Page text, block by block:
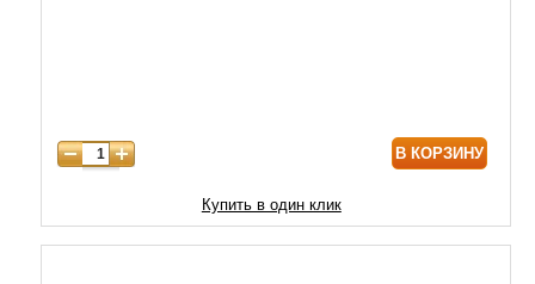
В КОРЗИНУ
Купить в один клик